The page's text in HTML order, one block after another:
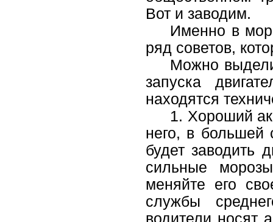
Вот и заводим.
Именно в
ряд советов,
Можно
запуска
находятся
1. Хороший
него, в большей
будет заводить
сильные
меняйте его
службы
водители носят